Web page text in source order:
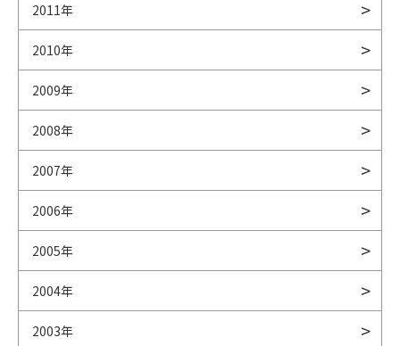
2011年
2010年
2009年
2008年
2007年
2006年
2005年
2004年
2003年